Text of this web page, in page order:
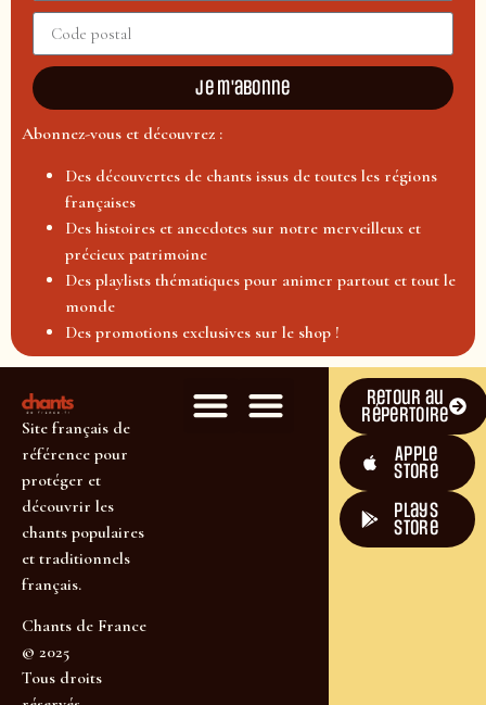
Je m'abonne
Abonnez-vous et découvrez :
Des découvertes de chants issus de toutes les régions
françaises
Des histoires et anecdotes sur notre merveilleux et
précieux patrimoine
Des playlists thématiques pour animer partout et tout le
monde
Des promotions exclusives sur le shop !
Site français de
référence pour
protéger et
découvrir les
chants populaires
et traditionnels
français.
Chants de France
© 2025
Tous droits
Retour au
répertoire
Apple
Store
plays
store